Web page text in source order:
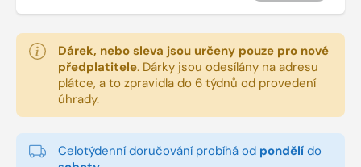
Dárek, nebo sleva jsou určeny pouze pro nové
předplatitele. Dárky jsou odesílány na adresu
plátce, a to zpravidla do 6 týdnů od provedení
úhrady.
Celotýdenní doručování probíhá od pondělí do